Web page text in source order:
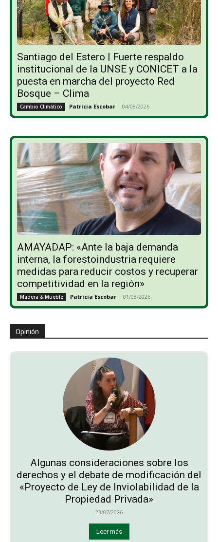
Santiago del Estero | Fuerte respaldo
institucional de la UNSE y CONICET a la
puesta en marcha del proyecto Red
Bosque – Clima
Cambio Climático Patricia Escobar - 04/08/2026
AMAYADAP: «Ante la baja demanda
interna, la forestoindustria requiere
medidas para reducir costos y recuperar
competitividad en la región»
Madera & Mueble Patricia Escobar - 01/08/2026
Opinión
Algunas consideraciones sobre los
derechos y el debate de modificación del
«Proyecto de Ley de Inviolabilidad de la
Propiedad Privada»
23/07/2026
Leer más